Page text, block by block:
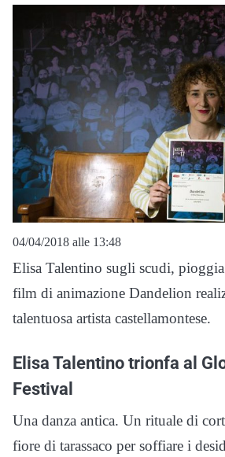
04/04/2018 alle 13:48
Elisa Talentino sugli scudi,
film di animazione Dandelion
talentuosa artista castellamontese.
Elisa Talentino trionfa al
Festival
Una danza antica. Un rituale di
fiore di tarassaco per soffiare i